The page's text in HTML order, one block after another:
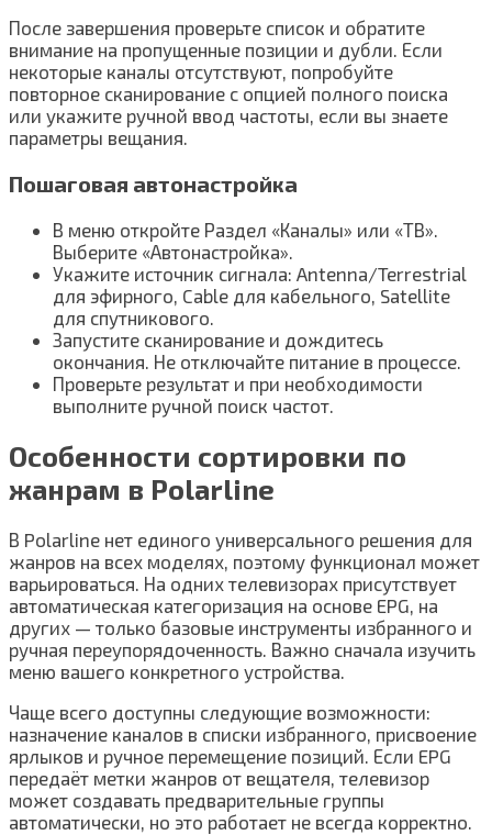
После завершения проверьте список и обратите
внимание на пропущенные позиции и дубли. Если
некоторые каналы отсутствуют, попробуйте
повторное сканирование с опцией полного поиска
или укажите ручной ввод частоты, если вы знаете
параметры вещания.
Пошаговая автонастройка
В меню откройте Раздел «Каналы» или «ТВ».
Выберите «Автонастройка».
Укажите источник сигнала: Antenna/Terrestrial
для эфирного, Cable для кабельного, Satellite
для спутникового.
Запустите сканирование и дождитесь
окончания. Не отключайте питание в процессе.
Проверьте результат и при необходимости
выполните ручной поиск частот.
Особенности сортировки по
жанрам в Polarline
В Polarline нет единого универсального решения для
жанров на всех моделях, поэтому функционал может
варьироваться. На одних телевизорах присутствует
автоматическая категоризация на основе EPG, на
других — только базовые инструменты избранного и
ручная переупорядоченность. Важно сначала изучить
меню вашего конкретного устройства.
Чаще всего доступны следующие возможности:
назначение каналов в списки избранного, присвоение
ярлыков и ручное перемещение позиций. Если EPG
передаёт метки жанров от вещателя, телевизор
может создавать предварительные группы
автоматически, но это работает не всегда корректно.